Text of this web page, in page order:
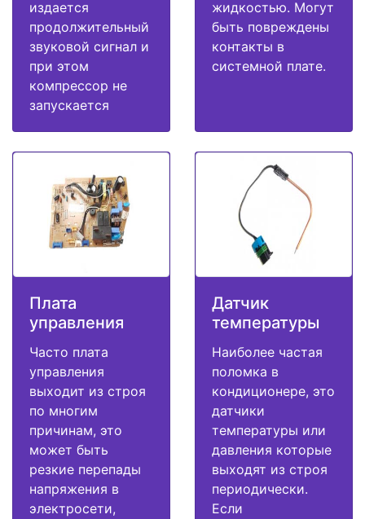
издается
продолжительный
звуковой сигнал и
при этом
компрессор не
запускается
жидкостью. Могут
быть повреждены
контакты в
системной плате.
Плата
управления
Часто плата
управления
выходит из строя
по многим
причинам, это
может быть
резкие перепады
напряжения в
электросети,
Датчик
температуры
Наиболее частая
поломка в
кондиционере, это
датчики
температуры или
давления которые
выходят из строя
периодически.
Если